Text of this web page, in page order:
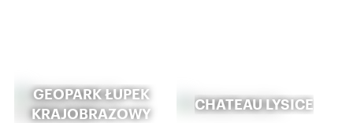
GEOPARK ŁUPEK
KRAJOBRAZOWY
CHATEAU LYSICE